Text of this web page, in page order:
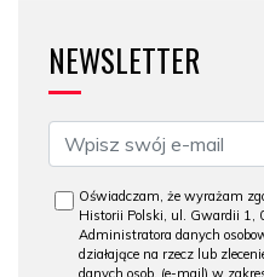
NEWSLETTER
Oświadczam, że wyrażam
Historii Polski, ul. Gwardii 1,
Administratora danych
działające na rzecz lub
danych osob. (e-mail) w